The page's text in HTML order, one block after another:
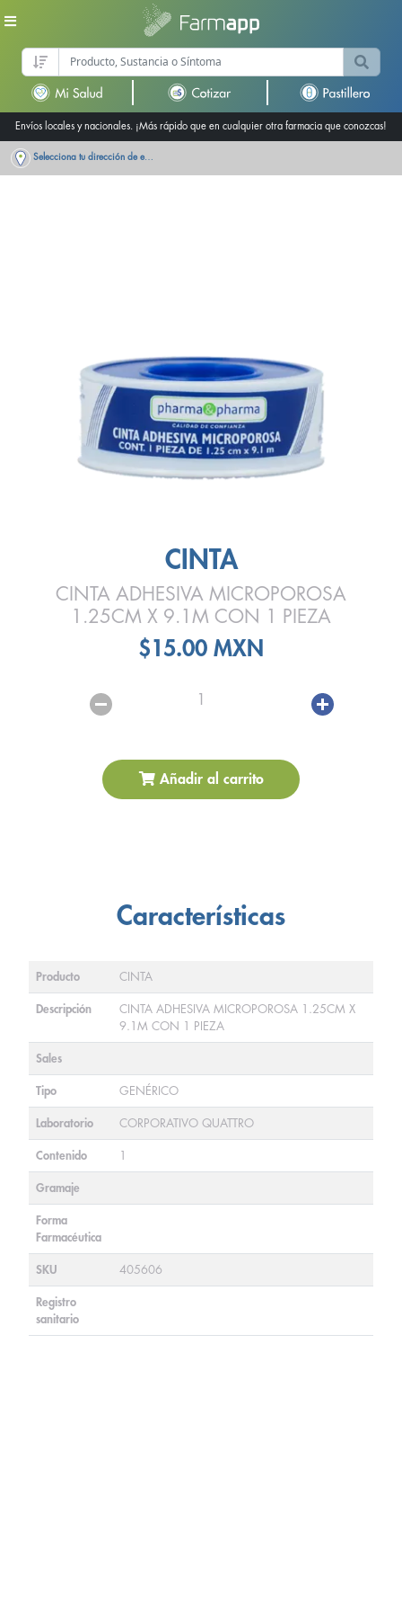
Envíos locales y nacionales. ¡Más rápido que en cualquier otra farmacia que conozcas!
Selecciona tu dirección de entrega
CINTA
CINTA ADHESIVA MICROPOROSA
1.25CM X 9.1M CON 1 PIEZA
$15.00 MXN
1
Añadir al carrito
Características
Producto CINTA
Descripción
CINTA ADHESIVA MICROPOROSA 1.25CM X
9.1M CON 1 PIEZA
Sales
Tipo GENÉRICO
Laboratorio CORPORATIVO QUATTRO
Contenido 1
Gramaje
Forma
Farmacéutica
SKU 405606
Registro
sanitario